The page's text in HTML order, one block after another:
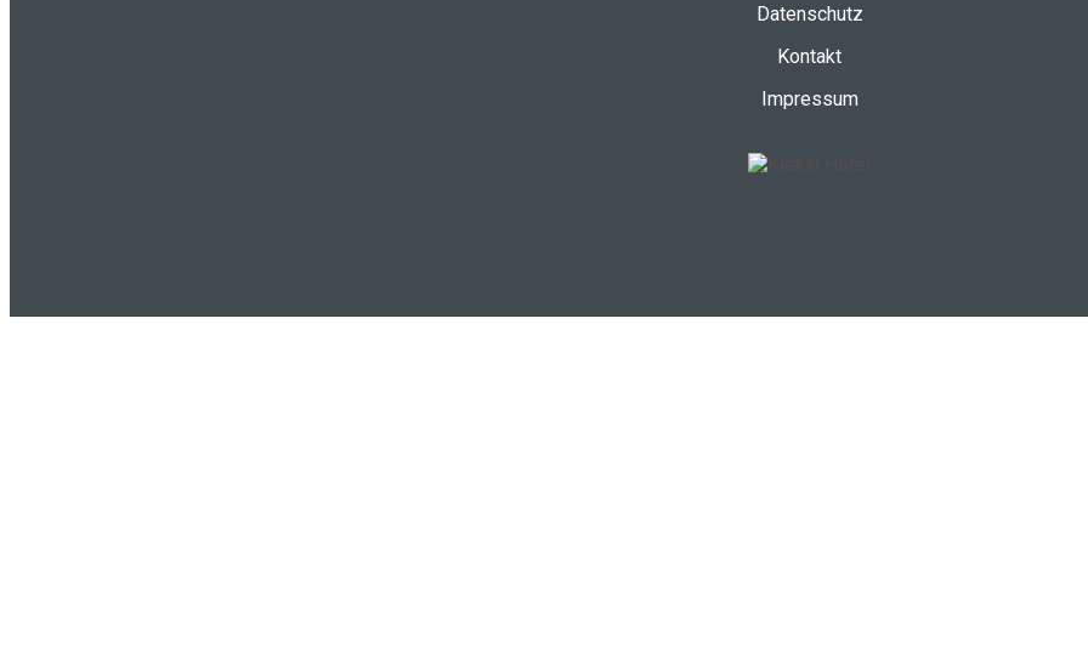
Datenschutz
Kontakt
Impressum